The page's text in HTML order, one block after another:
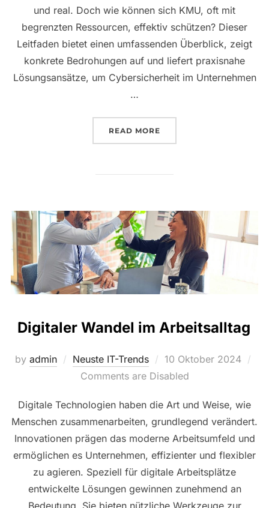
und real. Doch wie können sich KMU, oft mit
begrenzten Ressourcen, effektiv schützen? Dieser
Leitfaden bietet einen umfassenden Überblick, zeigt
konkrete Bedrohungen auf und liefert praxisnahe
Lösungsansätze, um Cybersicherheit im Unternehmen
…
READ MORE
Digitaler Wandel im Arbeitsalltag
by admin Neuste IT-Trends
Posted
on
10 Oktober 2024
Comments are Disabled
Digitale Technologien haben die Art und Weise, wie
Menschen zusammenarbeiten, grundlegend verändert.
Innovationen prägen das moderne Arbeitsumfeld und
ermöglichen es Unternehmen, effizienter und flexibler
zu agieren. Speziell für digitale Arbeitsplätze
entwickelte Lösungen gewinnen zunehmend an
Bedeutung. Sie bieten nützliche Werkzeuge zur